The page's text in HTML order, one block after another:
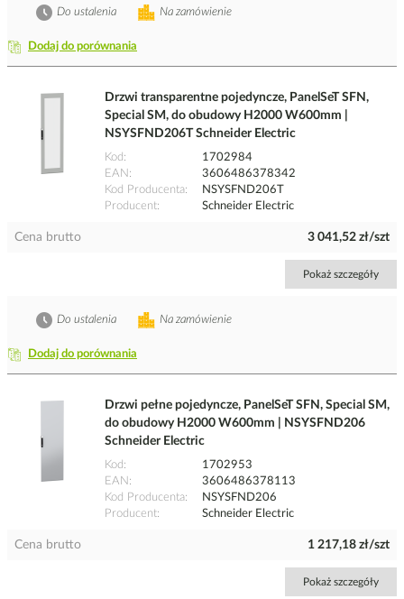
Dodaj do porównania
Na zamówienie
Do ustalenia
Drzwi transparentne pojedyncze, PanelSeT SFN,
Special SM, do obudowy H2000 W600mm |
NSYSFND206T Schneider Electric
Kod
1702984
EAN
3606486378342
Kod Producenta
NSYSFND206T
Producent
Schneider Electric
Cena brutto 3 041,52 zł/szt
Pokaż szczegóły
Dodaj do porównania
Na zamówienie
Do ustalenia
Drzwi pełne pojedyncze, PanelSeT SFN, Special SM,
do obudowy H2000 W600mm | NSYSFND206
Schneider Electric
Kod
1702953
EAN
3606486378113
Kod Producenta
NSYSFND206
Producent
Schneider Electric
Cena brutto 1 217,18 zł/szt
Pokaż szczegóły